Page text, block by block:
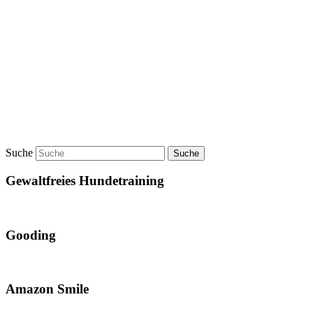
Suche
Gewaltfreies Hundetraining
Gooding
Amazon Smile